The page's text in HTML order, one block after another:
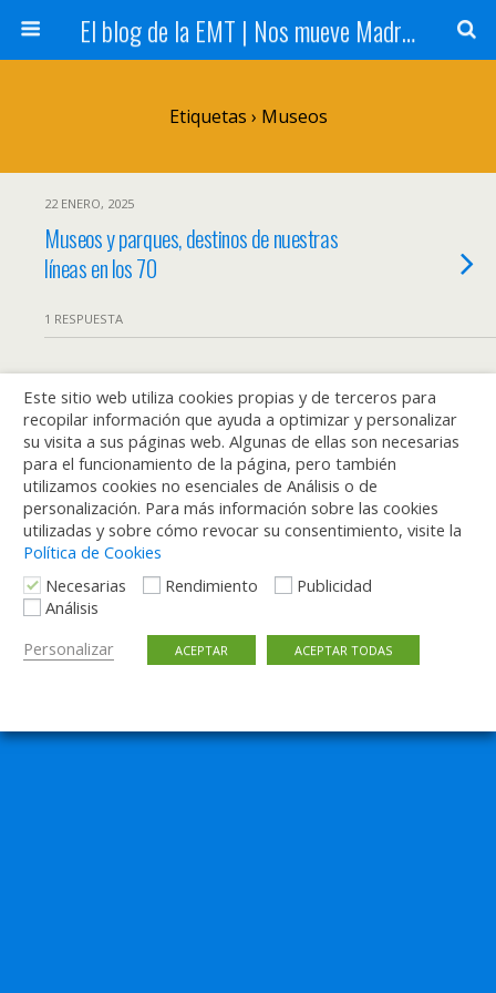
El blog de la EMT | Nos mueve Madrid
Etiquetas › Museos
22 ENERO, 2025
Museos y parques, destinos de nuestras
líneas en los 70
1 RESPUESTA
Volver arriba
Móvil Escritorio
Este sitio web utiliza cookies propias y de terceros para
recopilar información que ayuda a optimizar y personalizar
su visita a sus páginas web. Algunas de ellas son necesarias
para el funcionamiento de la página, pero también
utilizamos cookies no esenciales de Análisis o de
personalización. Para más información sobre las cookies
utilizadas y sobre cómo revocar su consentimiento, visite la
Política de Cookies
Necesarias
Rendimiento
Publicidad
Análisis
Personalizar
ACEPTAR ACEPTAR TODAS